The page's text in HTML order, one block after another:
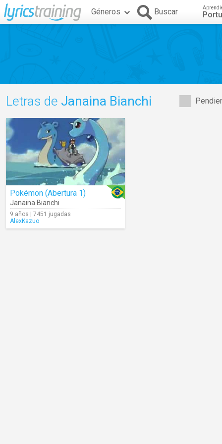
Géneros Buscar
Letras de Janaina Bianchi
Pokémon (Abertura 1)
Janaina Bianchi
9 años | 7451 jugadas
AlexKazuo